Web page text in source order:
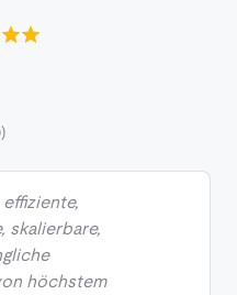
skalierbare,
höchstem